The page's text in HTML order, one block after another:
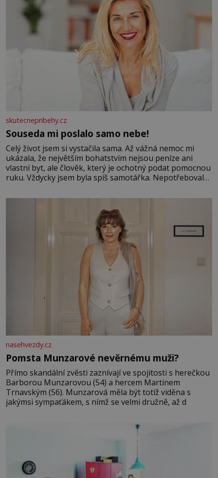
skutecnepribehy.cz
Souseda mi poslalo samo nebe!
Celý život jsem si vystačila sama. Až vážná nemoc mi
ukázala, že největším bohatstvím nejsou peníze ani
vlastní byt, ale člověk, který je ochotný podat pomocnou
ruku. Vždycky jsem byla spíš samotářka. Nepotřebovala
mi knihy, práce a hlavně klid. Hned po studiích jsem
nasehvezdy.cz
Pomsta Munzarové nevěrnému muži?
Přímo skandální zvěsti zaznívají ve spojitosti s herečkou
Barborou Munzarovou (54) a hercem Martinem
Trnavským (56). Munzarová měla být totiž viděna s
jakýmsi sympaťákem, s nímž se velmi družně, až d